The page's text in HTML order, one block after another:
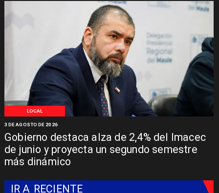
LOCAL
Gobierno destaca alza de 2,4% del Imacec
de junio y proyecta un segundo semestre
más dinámico
3 DE AGOSTO DE 2026
IR A RECIENTE